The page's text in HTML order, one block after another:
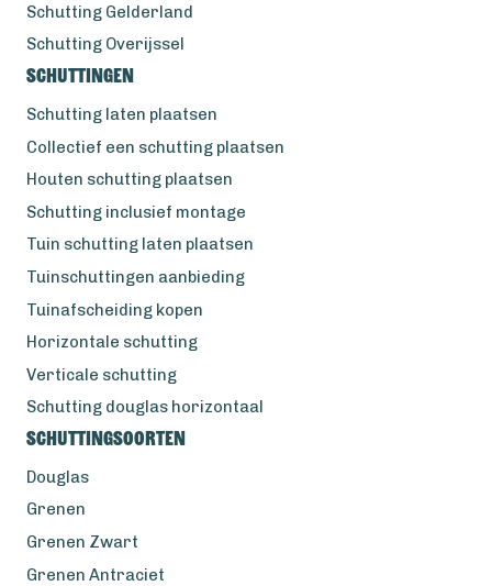
Schutting Gelderland
Schutting Overijssel
Schuttingen
Schutting laten plaatsen
Collectief een schutting plaatsen
Houten schutting plaatsen
Schutting inclusief montage
Tuin schutting laten plaatsen
Tuinschuttingen aanbieding
Tuinafscheiding kopen
Horizontale schutting
Verticale schutting
Schutting douglas horizontaal
Schuttingsoorten
Douglas
Grenen
Grenen Zwart
Grenen Antraciet